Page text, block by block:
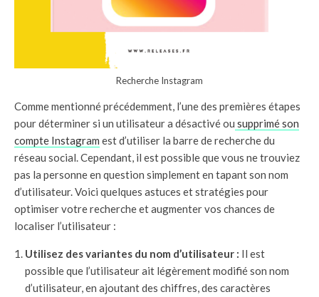
Recherche Instagram
Comme mentionné précédemment, l’une des premières étapes
pour déterminer si un utilisateur a désactivé ou supprimé son
compte Instagram est d’utiliser la barre de recherche du
réseau social. Cependant, il est possible que vous ne trouviez
pas la personne en question simplement en tapant son nom
d’utilisateur. Voici quelques astuces et stratégies pour
optimiser votre recherche et augmenter vos chances de
localiser l’utilisateur :
Utilisez des variantes du nom d’utilisateur : Il est
possible que l’utilisateur ait légèrement modifié son nom
d’utilisateur, en ajoutant des chiffres, des caractères